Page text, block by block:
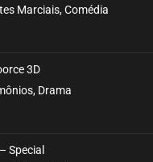
Marciais, Comédia
3D
Drama
Special